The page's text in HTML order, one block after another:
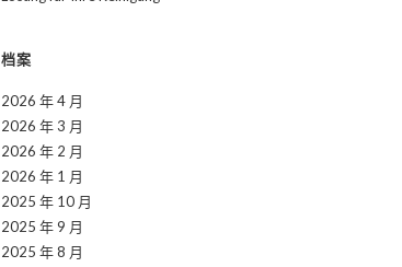
档案
2026 年 4 月
2026 年 3 月
2026 年 2 月
2026 年 1 月
2025 年 10 月
2025 年 9 月
2025 年 8 月